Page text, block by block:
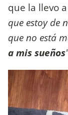
que la llevo
que estoy de
que no está
a mis sueños